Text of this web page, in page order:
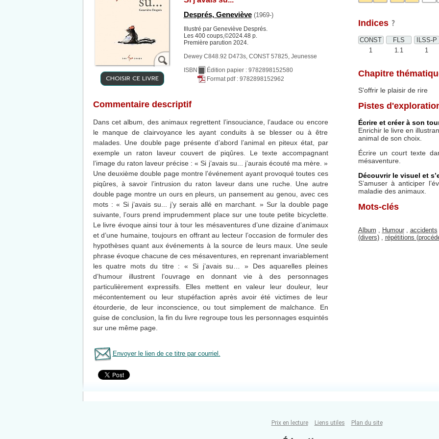
CHOISIR CE LIVRE
Després, Geneviève (1969-)
Illustré par Geneviève Després.
Les 400 coups,©2024.48 p.
Première parution 2024.
Dewey C848.92 D473s, CONST 57825, Jeunesse
ISBN
Édition papier : 9782898152580
Format pdf : 9782898152962
Indices
CONST FLS
ILSS-P
1
1.1 1
Chapitre
S'offrir le plaisir de rire
Pistes
Écrire et créer à son
Enrichir le livre en
animal de son choix.
Écrire un court texte
mésaventure.
Découvrir le visuel et
S’amuser à anticiper
maladie des animaux.
Mots-clés
Album , Humour, accidents
(divers), répétitions
Commentaire descriptif
Dans cet album, des animaux regrettent l’insouciance, l’audace ou encore
le manque de clairvoyance les ayant conduits à se blesser ou à être
malades. Une double page présente d’abord l’animal en piteux état, par
exemple un raton laveur couvert de piqûres. Le texte accompagnant
l’image du raton laveur précise : « Si j’avais su... j’aurais écouté ma mère. »
Une deuxième double page montre l’événement ayant provoqué toutes ces
piqûres, à savoir l’intrusion du raton laveur dans une ruche. Une autre
double page montre un ours en pleurs, un pansement au genou, avec ces
mots : « Si j’avais su... j’y serais allé en marchant. » Sur la double page
suivante, l’ours prend imprudemment place sur une toute petite bicyclette.
Le livre évoque ainsi tour à tour les mésaventures d’une dizaine d’animaux
et d’une humaine, toujours en offrant au lecteur l’occasion de formuler des
hypothèses quant aux événements à la source de leurs maux. Une seule
phrase évoque chacune de ces mésaventures, en reprenant invariablement
les quatre mots du titre : « Si j’avais su… » Des aquarelles pleines
d’humour illustrent l’ouvrage en donnant vie à des personnages
particulièrement expressifs. Elles mettent en valeur leur douleur, leur
mécontentement ou leur stupéfaction après avoir été victimes de leur
étourderie, de leur inconscience, ou tout simplement de malchance. En
guise de conclusion, la fin du livre regroupe tous les personnages esquintés
sur une même page.
Envoyer le lien de ce titre par courriel.
Prix en lecture Liens utiles Plan du site